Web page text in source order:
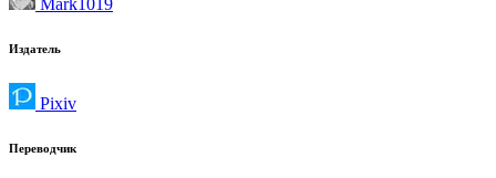
Издатель
Pixiv
Переводчик